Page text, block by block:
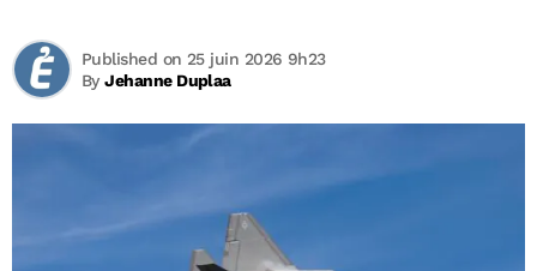
ByJehanne Duplaa
Published on 25 juin 2026 9h23